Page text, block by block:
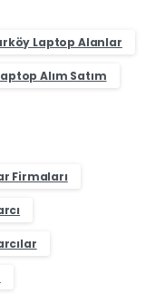
Laptop Alanlar
Alım Satım
Firmaları